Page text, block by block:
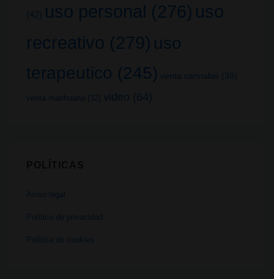
(42) uso personal (276) uso
recreativo (279) uso
terapeutico (245) venta cannabis (38)
venta marihuana (32) video (64)
Aviso legal
Política de privacidad
Política de cookies